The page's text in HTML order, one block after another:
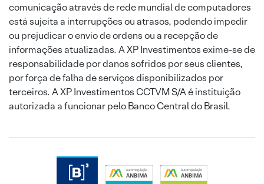
comunicação através de rede mundial de computadores
está sujeita a interrupções ou atrasos, podendo impedir
ou prejudicar o envio de ordens ou a recepção de
informações atualizadas. A XP Investimentos exime-se de
responsabilidade por danos sofridos por seus clientes,
por força de falha de serviços disponibilizados por
terceiros. A XP Investimentos CCTVM S/A é instituição
autorizada a funcionar pelo Banco Central do Brasil.